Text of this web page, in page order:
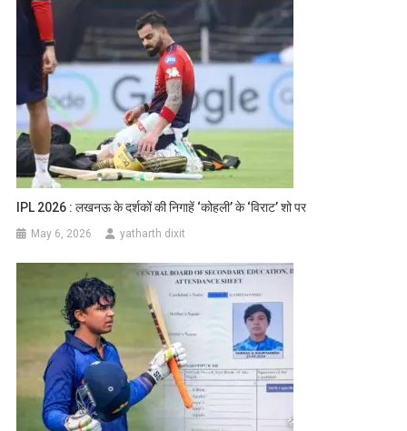
IPL 2026 : लखनऊ के दर्शकों की निगाहें ‘कोहली’ के ‘विराट’ शो पर
May 6, 2026 yatharth dixit